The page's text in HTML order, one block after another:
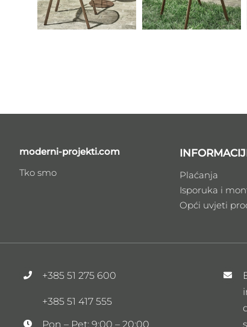
moderni-projekti.com
Tko smo
Plaćanja
Isporuka i
Opći uvjeti
+385 51 275 600
+385 51 417 555
Pon – Pet: 9:00 – 20:00